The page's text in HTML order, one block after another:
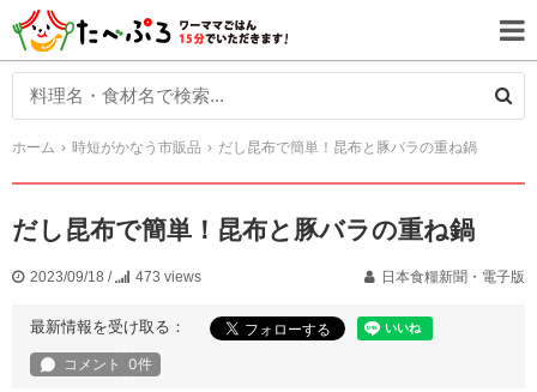
ホーム 時短がかなう市販品 だし昆布で簡単！昆布と豚バラの重ね鍋
だし昆布で簡単！昆布と豚バラの重ね鍋
2023/09/18 / 473 views 日本食糧新聞・電子版
最新情報を受け取る：